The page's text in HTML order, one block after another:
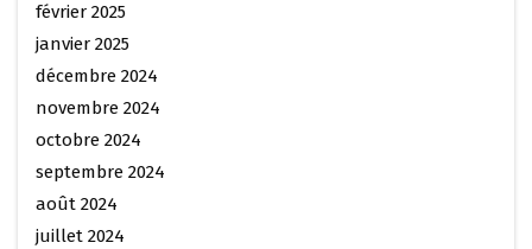
février 2025
janvier 2025
décembre 2024
novembre 2024
octobre 2024
septembre 2024
août 2024
juillet 2024